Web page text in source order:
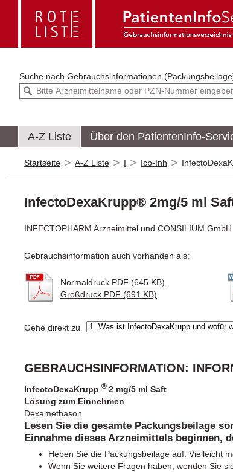
Suche nach Gebrauchsinformationen
A-Z Liste Über den PatientenInfo-
Startseite A-Z Liste I Icb-Inh
InfectoDexaKrupp® 2mg/5 ml
INFECTOPHARM Arzneimittel und CONSILIUM GmbH
Gebrauchsinformation auch vorhanden als:
Normaldruck PDF (645 KB)
Großdruck PDF (691 KB)
Gehe direkt zu
GEBRAUCHSINFORMATION:
InfectoDexaKrupp ® 2 mg/5 ml Saft
Lösung zum Einnehmen
Dexamethason
Lesen Sie die gesamte Packungsbeilage
Einnahme dieses Arzneimittels beginnen,
Heben Sie die Packungsbeilage auf. Vielleicht
Wenn Sie weitere Fragen haben, wenden Sie